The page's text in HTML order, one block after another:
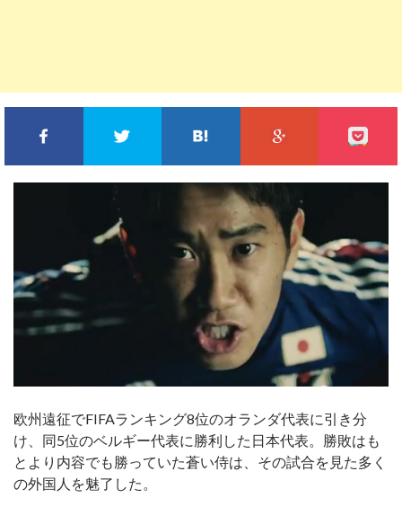
FACEBOOKでシェアTWITTERでシェアこのエントリーをはて
GOOGLE+
欧州遠征でFIFAランキング8位のオランダ代表に引き分
け、同5位のベルギー代表に勝利した日本代表。勝敗はも
とより内容でも勝っていた蒼い侍は、その試合を見た多く
の外国人を魅了した。